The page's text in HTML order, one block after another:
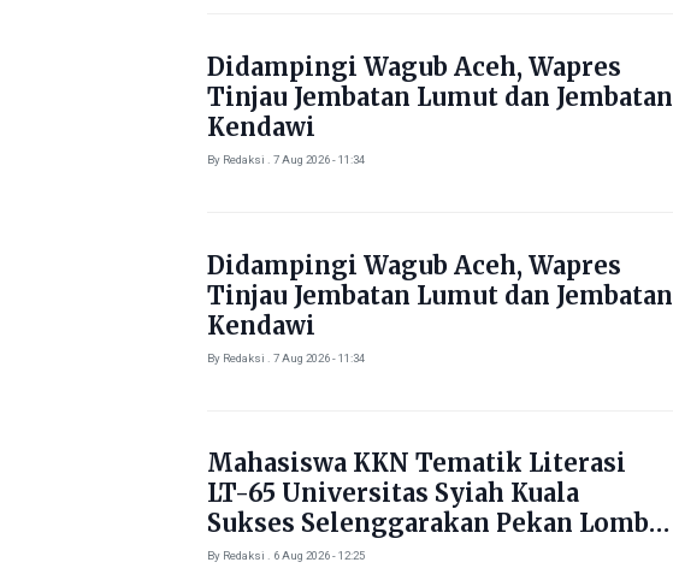
Didampingi Wagub Aceh, Wapres
Tinjau Jembatan Lumut dan Jembatan
Kendawi
By Redaksi . 7 Aug 2026 - 11:34
Didampingi Wagub Aceh, Wapres
Tinjau Jembatan Lumut dan Jembatan
Kendawi
By Redaksi . 7 Aug 2026 - 11:34
Mahasiswa KKN Tematik Literasi
LT-65 Universitas Syiah Kuala
Sukses Selenggarakan Pekan Lomba
Literasi di Gampong Rhieng Blang
By Redaksi . 6 Aug 2026 - 12:25